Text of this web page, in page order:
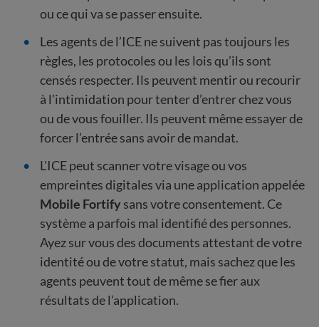
ou ce qui va se passer ensuite.
Les agents de l’ICE ne suivent pas toujours les
règles, les protocoles ou les lois qu’ils sont
censés respecter. Ils peuvent mentir ou recourir
à l’intimidation pour tenter d’entrer chez vous
ou de vous fouiller. Ils peuvent même essayer de
forcer l’entrée sans avoir de mandat.
L'ICE peut scanner votre visage ou vos
empreintes digitales via une application appelée
Mobile Fortifysans votre consentement. Ce
système a parfois mal identifié des personnes.
Ayez sur vous des documents attestant de votre
identité ou de votre statut, mais sachez que les
agents peuvent tout de même se fier aux
résultats de l’application.